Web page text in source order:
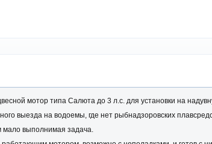
мотор типа Салюта до 3 л.с. для установки на
выезда на водоемы, где нет рыбнадзоровских
мало выполнимая задача.